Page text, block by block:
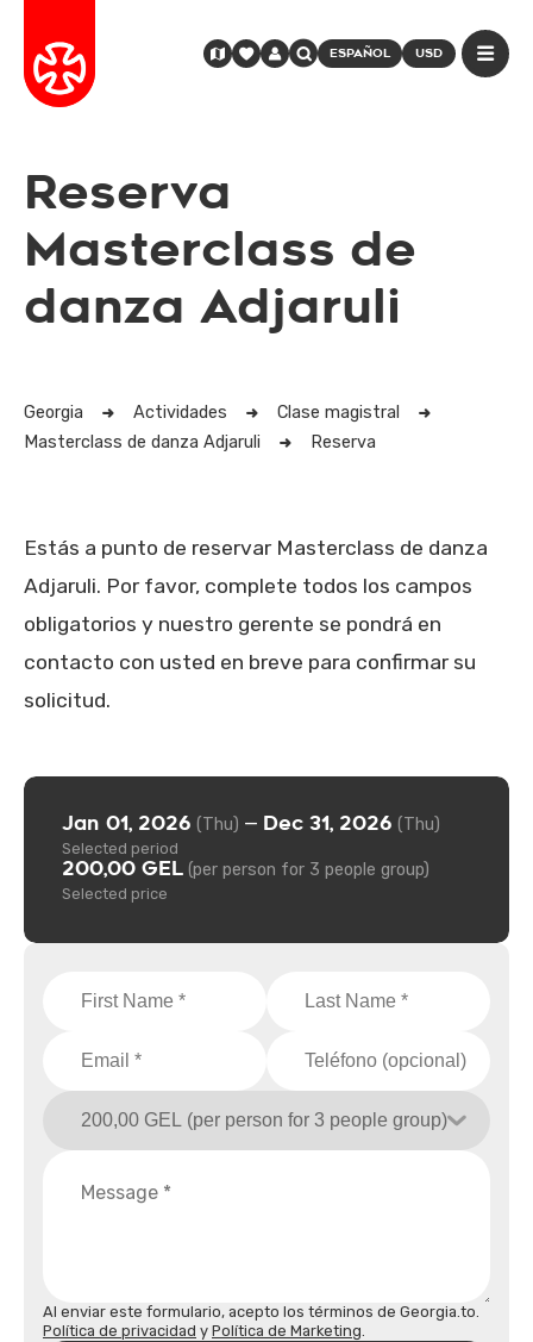
ESPAÑOL USD
Reserva
Masterclass de
danza Adjaruli
Georgia Actividades
Clase magistral
Masterclass de danza Adjaruli
Reserva
Estás a punto de reservar Masterclass de danza
Adjaruli. Por favor, complete todos los campos
obligatorios y nuestro gerente se pondrá en
contacto con usted en breve para confirmar su
solicitud.
Al enviar este formulario, acepto los términos de Georgia.to.
Política de privacidad y Política de Marketing.
Jan 01, 2026 (Thu) — Dec 31, 2026 (Thu)
Selected period
200,00 GEL (per person for 3 people group)
Selected price